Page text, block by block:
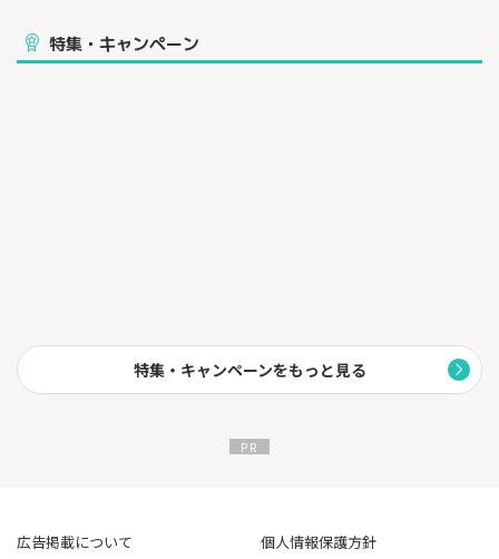
トで完結！
特集・キャンペーン
特集・キャンペーンをもっと見る
広告掲載について
個人情報保護方針